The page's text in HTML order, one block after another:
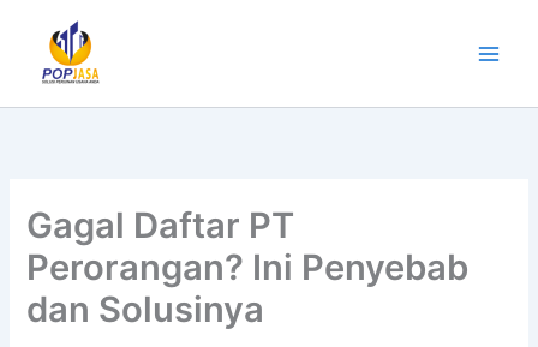
konten
Gagal Daftar PT
Perorangan? Ini Penyebab
dan Solusinya